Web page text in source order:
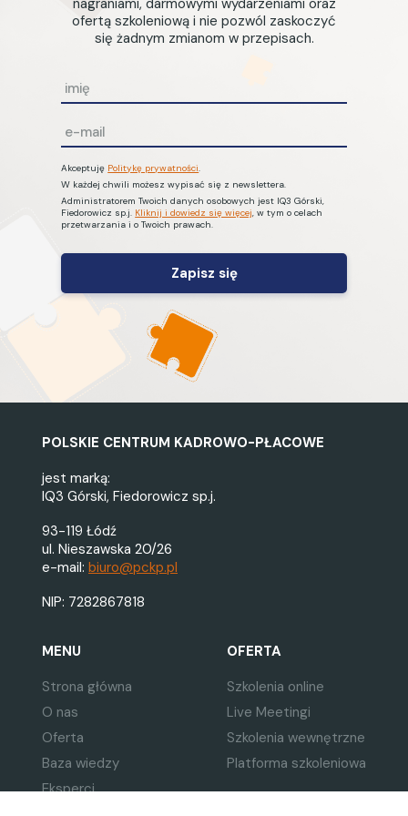
nagraniami, darmowymi wydarzeniami oraz
ofertą szkoleniową i nie pozwól zaskoczyć
się żadnym zmianom w przepisach.
m
ę
*
E
m
a
i
l
Akceptuję Politykę prywatności.
W każdej chwili możesz wypisać się z newslettera.
Administratorem Twoich danych osobowych jest IQ3 Górski,
Fiedorowicz sp.j. Kliknij i dowiedz się więcej, w tym o celach
przetwarzania i o Twoich prawach.
POLSKIE CENTRUM KADROWO-PŁACOWE
jest marką:
IQ3 Górski, Fiedorowicz sp.j.
93-119 Łódź
ul. Nieszawska 20/26
e-mail: biuro@pckp.pl
NIP: 7282867818
MENU
Strona główna
O nas
Oferta
Baza wiedzy
Eksperci
OFERTA
Szkolenia online
Live Meetingi
Szkolenia wewnętrzne
Platforma szkoleniowa